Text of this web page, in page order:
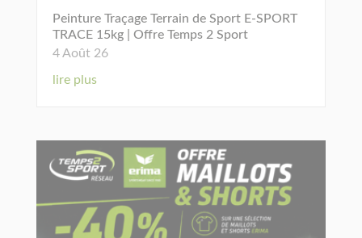
Peinture Traçage Terrain de Sport E-SPORT
TRACE 15kg | Offre Temps 2 Sport
4 Août 26
lire plus